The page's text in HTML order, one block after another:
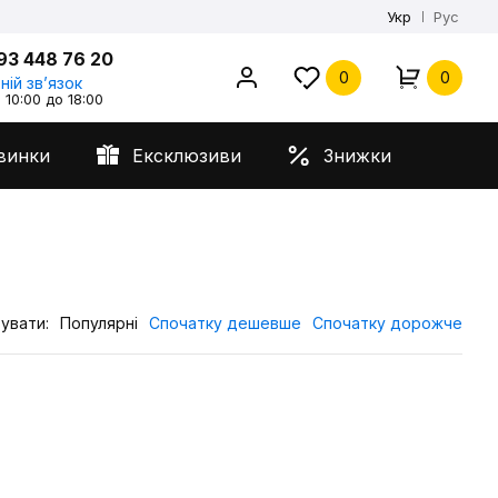
Укр Рус
448 76 20
звʼязок
до 18:00
0 0
Ексклюзиви Знижки
Популярні Спочатку дешевше Спочатку дорожче